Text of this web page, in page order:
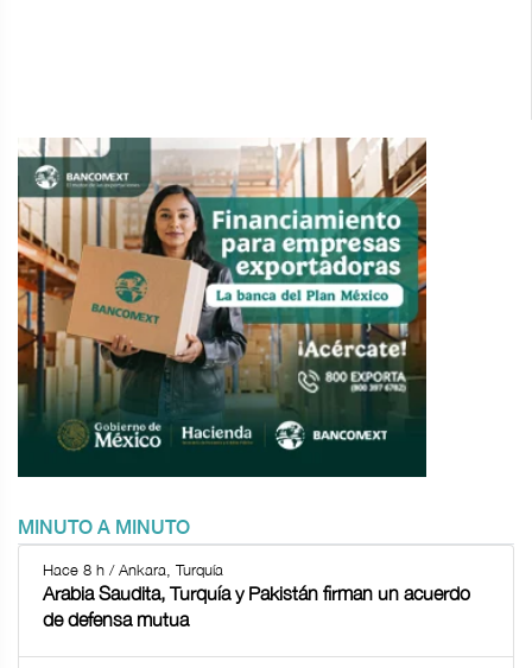
MINUTO A MINUTO
Hace 8 h / Ankara, Turquía
Arabia Saudita, Turquía y Pakistán firman un acuerdo
de defensa mutua